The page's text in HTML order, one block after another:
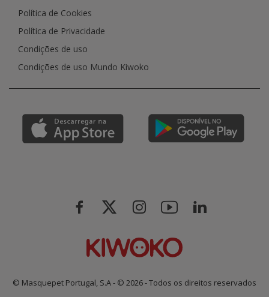
Política de Cookies
Política de Privacidade
Condições de uso
Condições de uso Mundo Kiwoko
© Masquepet Portugal, S.A - © 2026 - Todos os direitos reservados